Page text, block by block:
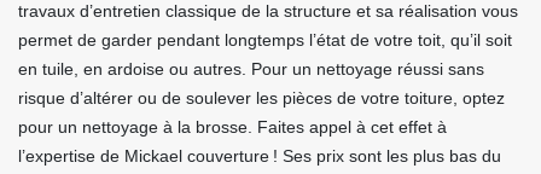
travaux d’entretien classique de la structure et sa réalisation vous
permet de garder pendant longtemps l’état de votre toit, qu’il soit
en tuile, en ardoise ou autres. Pour un nettoyage réussi sans
risque d’altérer ou de soulever les pièces de votre toiture, optez
pour un nettoyage à la brosse. Faites appel à cet effet à
l’expertise de Mickael couverture ! Ses prix sont les plus bas du